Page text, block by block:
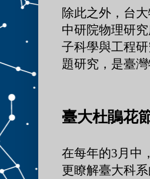
除此之外，台
中研院物理研究
子科學與工程
題研究，是臺灣
臺大杜鵑花
在每年的3月中
更瞭解臺大科